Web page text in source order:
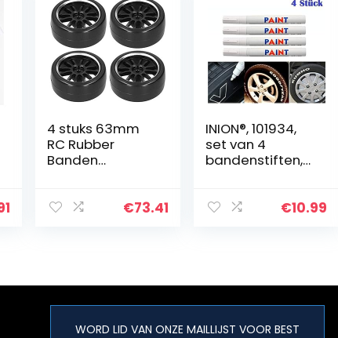
4 stuks 63mm
RC Rubber
Banden
RC Auto
€73.41
INION®, 101934,
set van 4
bandenstiften,
markeerstift,
€10.99
WORD LID VAN ONZE MAILLIJST VOOR BEST